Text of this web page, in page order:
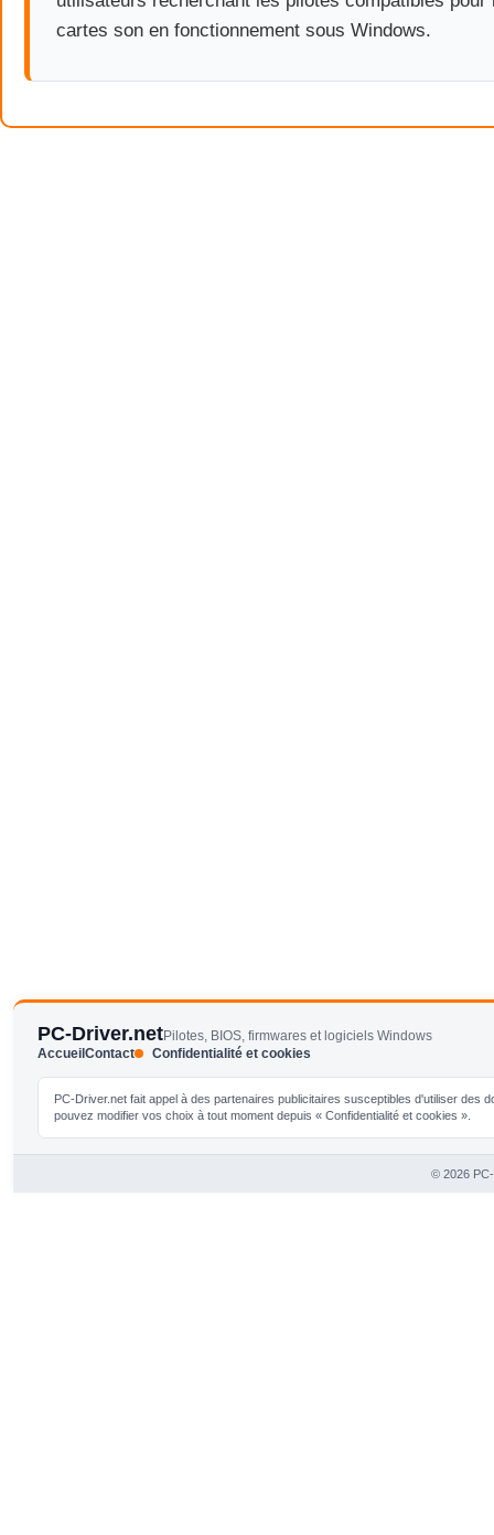
cartes son en fonctionnement sous Windows.
PC-Driver.netPilotes, BIOS, firmwares et logiciels Windows
AccueilContact Confidentialité et cookies
PC-Driver.net fait appel à des partenaires publicitaires susceptibles d'utiliser
pouvez modifier vos choix à tout moment depuis « Confidentialité et cookies ».
© 2026